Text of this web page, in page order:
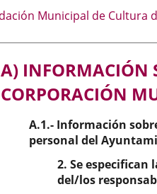
una
Municipal de Cultura
A) INFORMACIÓN
CORPORACIÓN
A.1.- Información
personal del
2. Se especifican
del/los